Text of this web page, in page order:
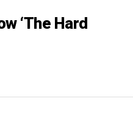
‘The Hard